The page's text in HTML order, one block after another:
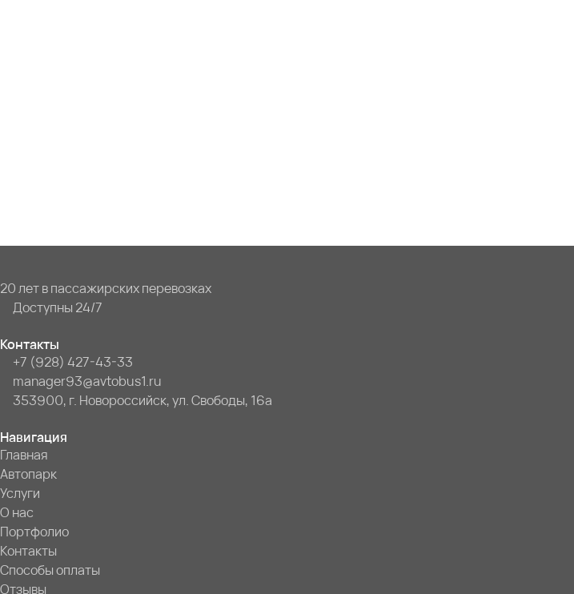
20 лет в пассажирских перевозках
Доступны 24/7
Контакты
+7 (928) 427-43-33
manager93@avtobus1.ru
353900, г. Новороссийск, ул. Свободы, 16а
Навигация
Главная
Автопарк
Услуги
О нас
Портфолио
Контакты
Способы оплаты
Отзывы